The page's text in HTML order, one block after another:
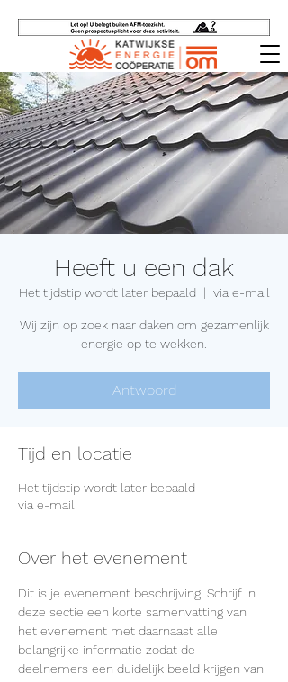
Heeft u een dak
Het tijdstip wordt later bepaald
  |
via e-mail
Wij zijn op zoek naar daken om gezamenlijk
energie op te wekken.
Antwoord
Tijd en locatie
Het tijdstip wordt later bepaald
via e-mail
Over het evenement
Dit is je evenement beschrijving. Schrijf in
deze sectie een korte samenvatting van
het evenement met daarnaast alle
belangrijke informatie zodat de
deelnemers een duidelijk beeld krijgen van